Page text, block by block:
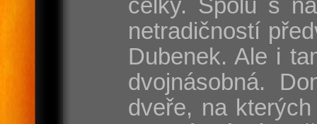
netradičností
Dubenek. Ale i
dvojnásobná.
dveře, na